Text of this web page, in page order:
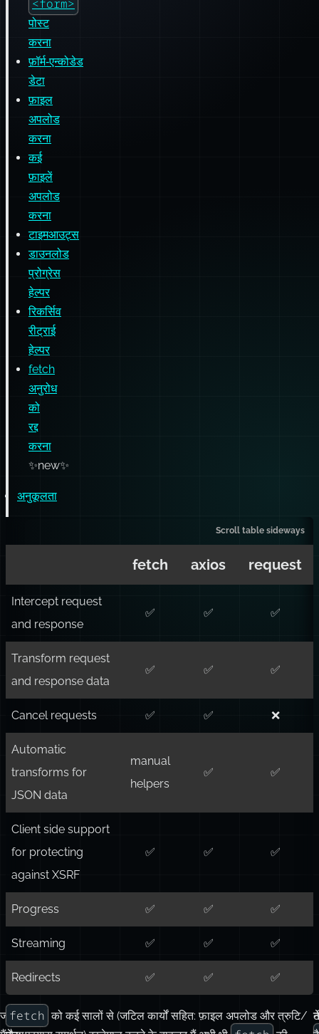
डेटा
फ़ाइल
अपलोड
करना
कई
फ़ाइलें
अपलोड
करना
टाइमआउट्स
डाउनलोड
प्रोग्रेस
हेल्पर
रिकर्सिव
रीट्राई
हेल्पर
fetch
अनुरोध
को
रद्द
करना
✨new✨
अनुकूलता
✅ ✅ ✅
Transform request
and response data
Cancel requests ✅ ✅ ❌
Automatic
transforms for
JSON data
helpers
✅ ✅
✅
Streaming
Redirects ✅ ✅ ✅
जब
मैंने
लेख
लिखना
खैर,
जैसा
कि
बाद
में
fetch को कई सालों से (जटिल कार्यों सहित: फ़ाइल अपलोड और त्रुटि/
पुनः‑प्रयास समर्थन) इस्तेमाल करने के बावजूद मैं अभी भी fetch की
क्षमताओं और सीमाओं को लेकर कुछ धारणाएँ रखता था।
हैं